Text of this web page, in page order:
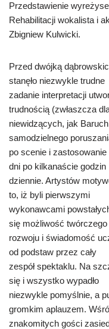
Przedstawienie
Rehabilitacji wokalista i
Zbigniew Kulwicki.
Przed dwójką
stanęło niezwykle trudne
zadanie interpretacji
trudnością (zwłaszcza
niewidzących, jak
samodzielnego
po scenie i
dni po kilkanaście godzin
dziennie. Artystów
to, iż byli pierwszymi
wykonawcami
się możliwość twórczego
rozwoju i świadomość
od podstaw przez cały
zespół spektaklu. Na
się i wszystko wypadło
niezwykle pomyślnie, a
gromkim aplauzem.
znakomitych gości